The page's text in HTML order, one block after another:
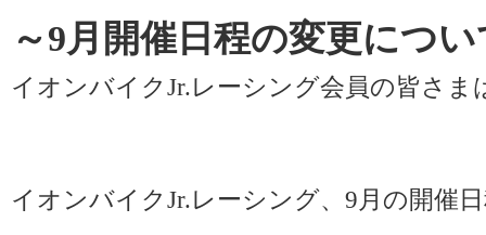
～9月開催日程の変更につ
イオンバイクJr.レーシング会員の皆さま
イオンバイクJr.レーシング、9月の開催